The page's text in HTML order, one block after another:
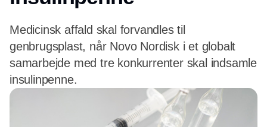
Medicinsk affald skal forvandles til
genbrugsplast, når Novo Nordisk i et globalt
samarbejde med tre konkurrenter skal indsamle
insulinpenne.